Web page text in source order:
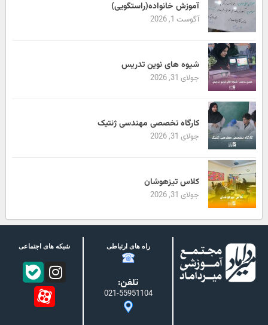
آموزش خانواده(راستگویی)
آگوست 1, 2026
شیوه های نوین تدریس
جولای 31, 2026
کارگاه تخصصی مهندسی ژنتیک
جولای 31, 2026
کلاس تیزهوشان
جولای 31, 2026
راه های ارتباطی
تلفن:
021-55951104
شبکه های اجتماعی